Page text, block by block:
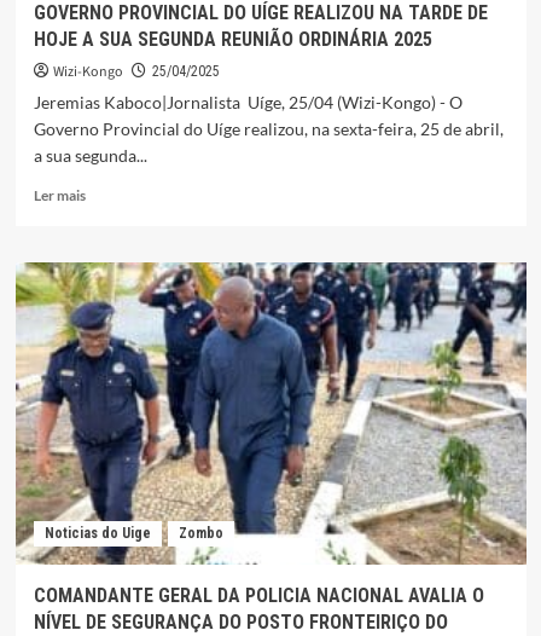
GOVERNO PROVINCIAL DO UÍGE REALIZOU NA TARDE DE
HOJE A SUA SEGUNDA REUNIÃO ORDINÁRIA 2025
Wizi-Kongo 25/04/2025
Jeremias Kaboco|Jornalista Uíge, 25/04 (Wizi-Kongo) - O
Governo Provincial do Uíge realizou, na sexta-feira, 25 de abril,
a sua segunda...
Ler maisLeia
GOVERNO
PROVINCIAL
DO
UÍGE
REALIZOU
NA
TARDE
HOJE
A
SUA
SEGUNDA
REUNIÃO
ORDINÁRIA
Noticias do Uige Zombo
COMANDANTE GERAL DA POLICIA NACIONAL AVALIA O
NÍVEL DE SEGURANÇA DO POSTO FRONTEIRIÇO DO